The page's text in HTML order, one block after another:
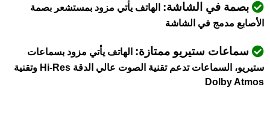
بصمة في الشاشة: الهاتف يأتي مزود بمستشعر بصمة
الأصابع مدمج في الشاشة
سماعات ستيريو ممتازة: الهاتف يأتي مزود بسماعات
ستيريو، السماعات تدعم تقنية الصوت عالي الدقة Hi-Res وتقنية
Dolby Atmos